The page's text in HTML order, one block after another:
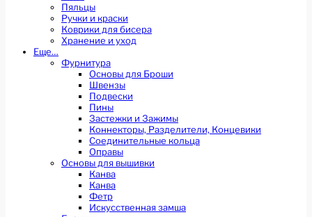
Пяльцы
Ручки и краски
Коврики для бисера
Хранение и уход
Еще…
Фурнитура
Основы для Броши
Швензы
Подвески
Пины
Застежки и Зажимы
Коннекторы, Разделители, Концевики
Соединительные кольца
Оправы
Основы для вышивки
Канва
Канва
Фетр
Искусственная замша